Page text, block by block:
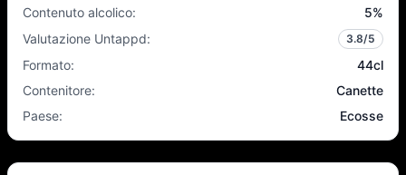
Contenuto alcolico: 5%
Valutazione Untappd: 3.8/5
Formato:
44cl
Contenitore:
Canette
Paese: Ecosse